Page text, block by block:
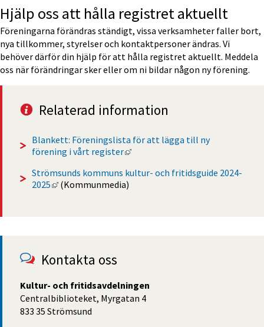
Hjälp oss att hålla registret aktuellt
Föreningarna förändras ständigt, vissa verksamheter faller bort,
nya tillkommer, styrelser och kontaktpersoner ändras. Vi
behöver därför din hjälp för att hålla registret aktuellt. Meddela
oss när förändringar sker eller om ni bildar någon ny förening.
Relaterad information
Blankett: Föreningslista för att lägga till ny
förening i vårt register Länk till annan webbplats,
Strömsunds kommuns kultur- och fritidsguide 2024-
2025
Länk till annan webbplats, öppnas i nytt fönster.
(Kommunmedia)
Kontakta oss
Kultur- och fritidsavdelningen
Centralbiblioteket, Myrgatan 4
833 35 Strömsund